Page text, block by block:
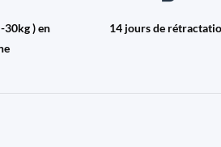
30kg ) en
14 jours de